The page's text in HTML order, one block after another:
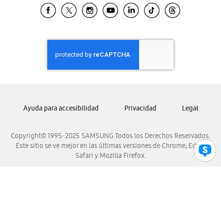
Samsung El Salvador
Samsung Honduras
Samsung Nicaragua
Samsung Panamá
Samsung Venezuela
Copyright© 1995-2025 SAMSUNG Todos los Derechos Reservados.
Este sitio se ve mejor en las últimas versiones de Chrome, Edge,
Safari y Mozilla Firefox.
Ayuda para accesibilidad Privacidad Legal